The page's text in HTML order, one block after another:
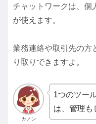
チャットワークは、個
が使えます。
業務連絡や取引先の方
り取りできますよ。
カノン
1つのツー
は、管理も